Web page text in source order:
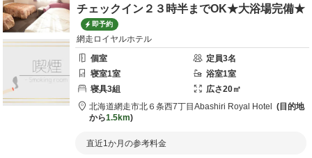
チェックイン２３時半までOK★大浴場完備★
即予約
網走ロイヤルホテル
個室
定員3名
寝室1室 浴室1室
寝具3組 広さ20㎡
北海道網走市北６条西7丁目 Abashiri Royal Hotel
目的地
から1.5km
直近1か月の参考料金